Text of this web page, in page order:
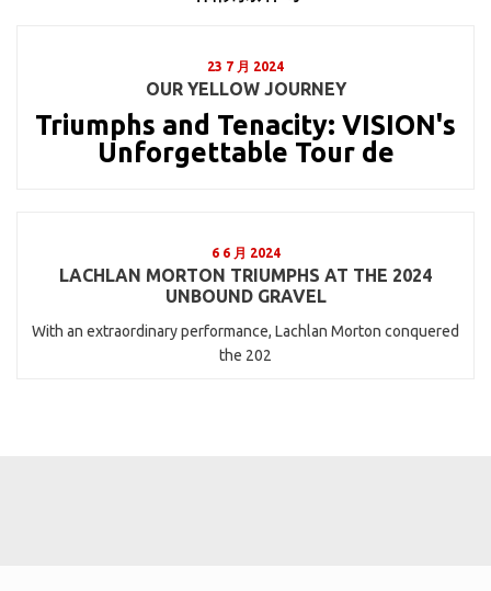
OUR YELLOW JOURNEY
Triumphs and Tenacity: VISION's
Unforgettable Tour de
LACHLAN MORTON TRIUMPHS AT THE 2024
UNBOUND GRAVEL
the 202